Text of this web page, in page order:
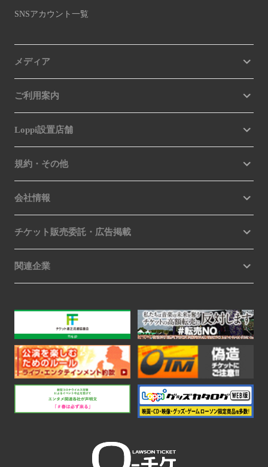
SNSアカウント一覧
メディア
ご利用案内
Loppi設置店舗
規約・その他
会社情報
チケット販売委託・広告掲載
関連企業